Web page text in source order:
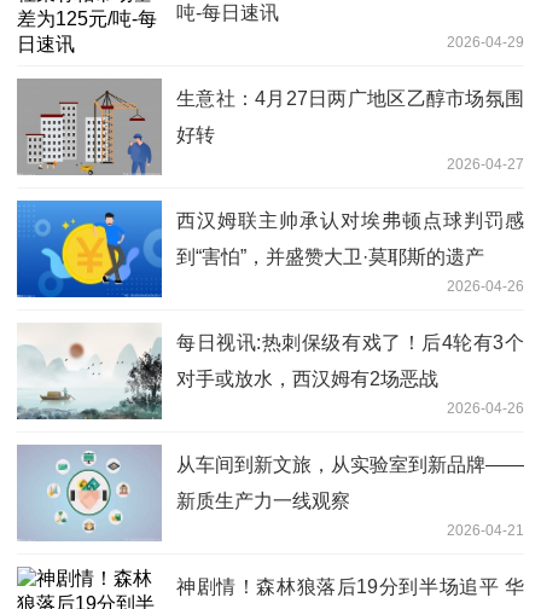
吨-每日速讯
2026-04-29
生意社：4月27日两广地区乙醇市场氛围
好转
2026-04-27
西汉姆联主帅承认对埃弗顿点球判罚感
到“害怕”，并盛赞大卫·莫耶斯的遗产
2026-04-26
每日视讯:热刺保级有戏了！后4轮有3个
对手或放水，西汉姆有2场恶战
2026-04-26
从车间到新文旅，从实验室到新品牌——
新质生产力一线观察
2026-04-21
神剧情！森林狼落后19分到半场追平 华